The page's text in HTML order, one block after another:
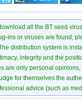
all the BT seed
ins or viruses are found,
distribution system is
integrity and the
are only personal
for themselves the
advice (such as